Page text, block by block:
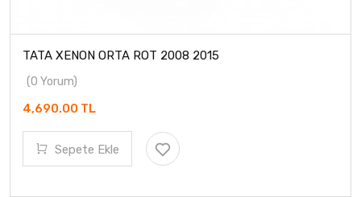
TATA XENON ORTA ROT 2008 2015
(0 Yorum)
4,690.00 TL
Sepete Ekle